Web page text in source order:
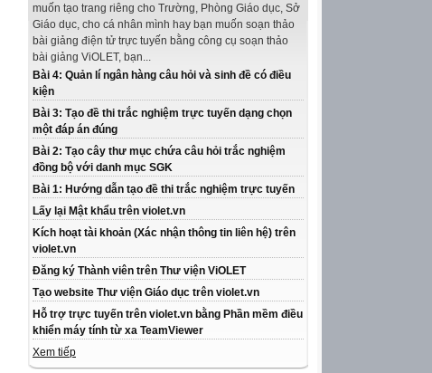
muốn tạo trang riêng cho Trường, Phòng Giáo dục, Sở
Giáo dục, cho cá nhân mình hay bạn muốn soạn thảo
bài giảng điện tử trực tuyến bằng công cụ soạn thảo
bài giảng ViOLET, bạn...
Bài 4: Quản lí ngân hàng câu hỏi và sinh đề có điều
kiện
Bài 3: Tạo đề thi trắc nghiệm trực tuyến dạng chọn
một đáp án đúng
Bài 2: Tạo cây thư mục chứa câu hỏi trắc nghiệm
đồng bộ với danh mục SGK
Bài 1: Hướng dẫn tạo đề thi trắc nghiệm trực tuyến
Lấy lại Mật khẩu trên violet.vn
Kích hoạt tài khoản (Xác nhận thông tin liên hệ) trên
violet.vn
Đăng ký Thành viên trên Thư viện ViOLET
Tạo website Thư viện Giáo dục trên violet.vn
Hỗ trợ trực tuyến trên violet.vn bằng Phần mềm điều
khiển máy tính từ xa TeamViewer
Xem tiếp